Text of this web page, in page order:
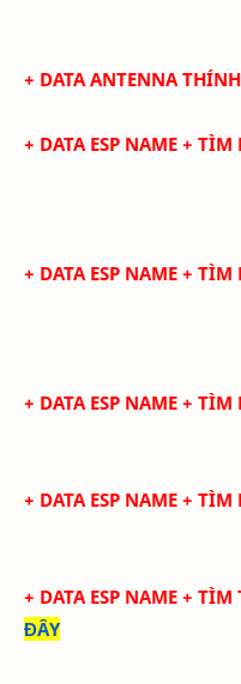
+ DATA ANTENNA
+ DATA ESP NAME +
+ DATA ESP NAME +
+ DATA ESP NAME +
+ DATA ESP NAME +
+ DATA ESP NAME +
ĐÂY